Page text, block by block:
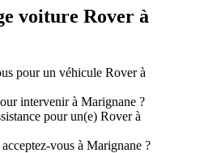
voiture Rover à
pour un véhicule Rover à
intervenir à Marignane ?
pour un(e) Rover à
vous à Marignane ?